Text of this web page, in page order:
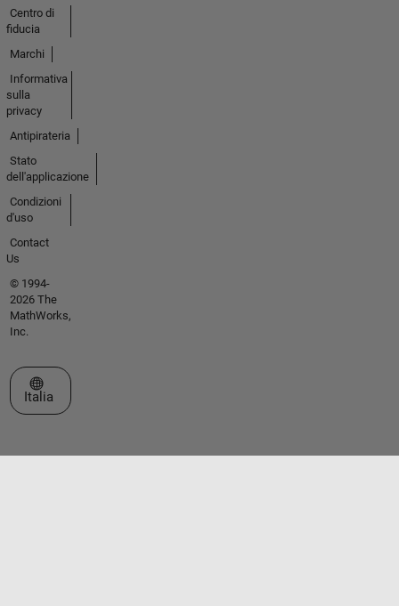
Centro di
fiducia
Marchi
Informativa
sulla
privacy
Antipirateria
Stato
dell'applicazione
Condizioni
d'uso
Contact
Us
© 1994-
2026 The
MathWorks,
Inc.
Seleziona un sito web
Italia